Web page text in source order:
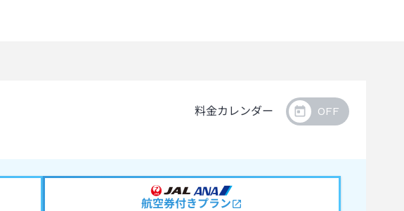
料金カレンダー
航空券付きプラン